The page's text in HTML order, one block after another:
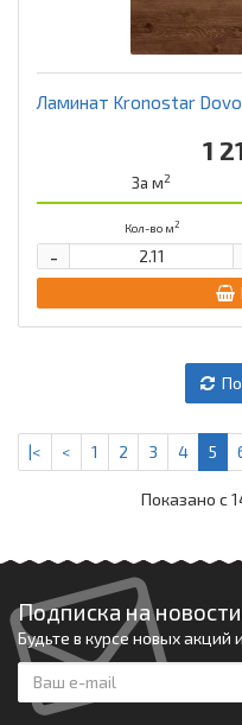
Ламинат Kronostar
1
За м2
Кол-во м2
-
|< < 1 2 3 4 5
Показано с
Подписка на новости
Будьте в курсе новых